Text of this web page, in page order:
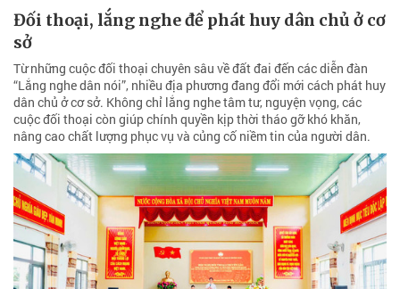
Đối thoại, lắng nghe để phát huy dân chủ ở cơ
sở
Từ những cuộc đối thoại chuyên sâu về đất đai đến các diễn đàn
“Lắng nghe dân nói”, nhiều địa phương đang đổi mới cách phát huy
dân chủ ở cơ sở. Không chỉ lắng nghe tâm tư, nguyện vọng, các
cuộc đối thoại còn giúp chính quyền kịp thời tháo gỡ khó khăn,
nâng cao chất lượng phục vụ và củng cố niềm tin của người dân.